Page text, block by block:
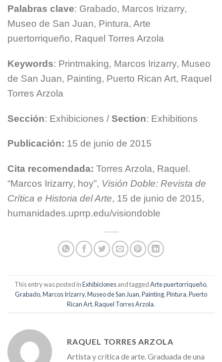
Palabras clave: Grabado, Marcos Irizarry,
Museo de San Juan, Pintura, Arte
puertorriqueño, Raquel Torres Arzola
Keywords: Printmaking, Marcos Irizarry, Museo
de San Juan, Painting, Puerto Rican Art, Raquel
Torres Arzola
Sección: Exhibiciones / Section: Exhibitions
Publicación: 15 de junio de 2015
Cita recomendada: Torres Arzola, Raquel.
“Marcos Irizarry, hoy”, Visión Doble: Revista de
Crítica e Historia del Arte, 15 de junio de 2015,
humanidades.uprrp.edu/visiondoble
This entry was posted inExhibicionesand taggedArte puertorriqueño,
Grabado,Marcos Irizarry,Museo de San Juan,Painting,Pintura,Puerto
Rican Art,Raquel Torres Arzola.
RAQUEL TORRES ARZOLA
Artista y crítica de arte. Graduada de una